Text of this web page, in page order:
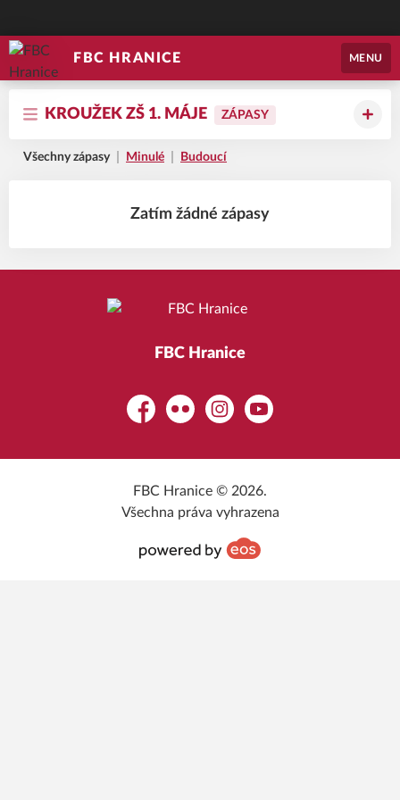
FBC HRANICE MENU
KROUŽEK ZŠ 1. MÁJE ZÁPASY
Všechny zápasy Minulé Budoucí
Zatím žádné zápasy
FBC Hranice
FacebookFlickr InstagramYouTube
FBC Hranice © 2026.
Všechna práva vyhrazena